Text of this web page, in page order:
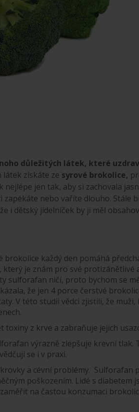
důležitých látek, které
látek získáte ze syrové brokolice,
jen tak, aby si zachovala
nebo vaříte dlouho. Stále
i dětský jídelníček by ji měl
brokolice každý den pomáhá
je znám pro své protizánětlivé
sulforafan ničí, proto bychom se
že jen 4 porce čerstvé
V této studii vědci zjistili, že
toxiny z krve a zabraňuje jejich
výrazně zlepšuje krevní tlak.
se i v praxi.
a cévní problémy. Sulforafan
poškozením. Lidé s diabetem
na častou konzumaci